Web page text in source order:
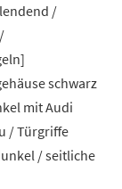
/
schwarz
mit Audi
/ Türgriffe
/ seitliche